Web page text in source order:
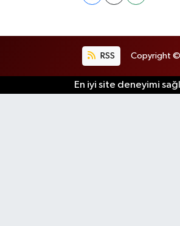
RSS Copyright ©
En iyi site deneyimi